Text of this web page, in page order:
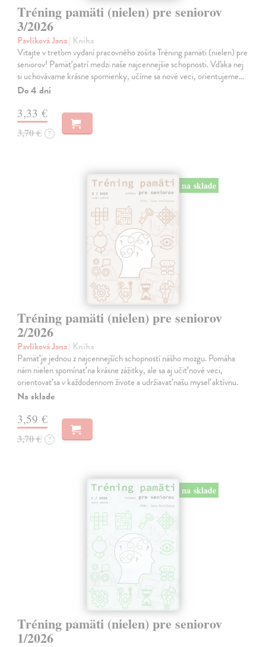
Tréning pamäti (nielen) pre seniorov
3/2026
Pavlíková Jana| Kniha
Vitajte v treťom vydaní pracovného zošita Tréning pamäti (nielen) pre
seniorov! Pamäť patrí medzi naše najcennejšie schopnosti. Vďaka nej
si uchovávame krásne spomienky, učíme sa nové veci, orientujeme…
Do 4 dní
3,33 €
3,70 € ?
na sklade
Tréning pamäti (nielen) pre seniorov
2/2026
Pavlíková Jana| Kniha
Pamäť je jednou z najcennejších schopností nášho mozgu. Pomáha
nám nielen spomínať na krásne zážitky, ale sa aj učiť nové veci,
orientovať sa v každodennom živote a udržiavať našu myseľ aktívnu.
Na sklade
3,59 €
3,70 € ?
na sklade
Tréning pamäti (nielen) pre seniorov
1/2026